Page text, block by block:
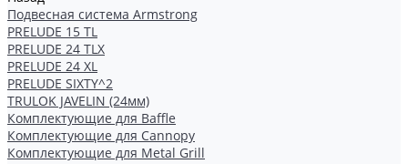
Подвесная система Armstrong
PRELUDE 15 TL
PRELUDE 24 TLX
PRELUDE 24 XL
PRELUDE SIXTY^2
TRULOK JAVELIN (24мм)
Комплектующие для Baffle
Комплектующие для Cannopy
Комплектующие для Metal Grill